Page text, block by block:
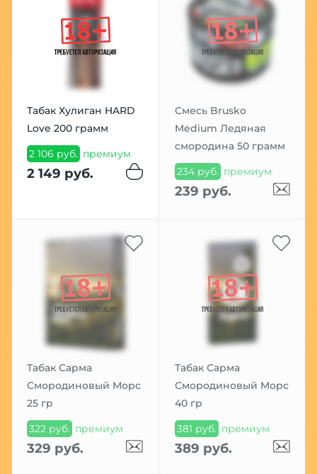
Табак Хулиган HARD
Love 200 грамм
2 106 руб. премиум
2 149 руб.
Смесь Brusko
Medium Ледяная
смородина 50 грамм
234 руб. премиум
239 руб.
Табак Сарма
Смородиновый Морс
25 гр
322 руб. премиум
329 руб.
Табак Сарма
Смородиновый Морс
40 гр
381 руб. премиум
389 руб.